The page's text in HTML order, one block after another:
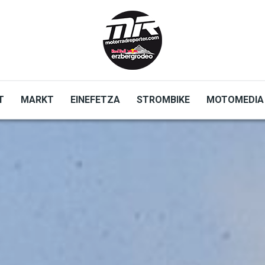
MARKT EINEFETZA STROMBIKE MOTOMEDIA